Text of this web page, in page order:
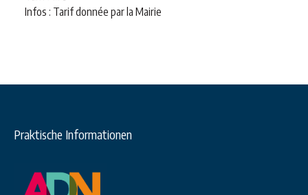
Infos : Tarif donnée par la Mairie
Praktische Informationen